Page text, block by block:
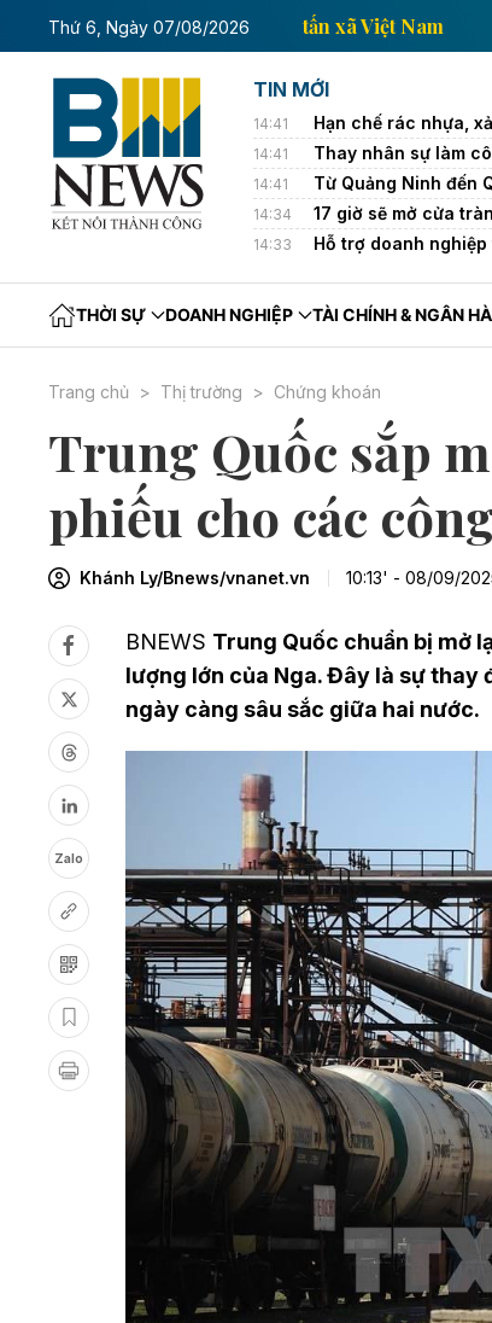
Thứ 6, Ngày 07/08/2026
Trang thông tin kinh tế của Thông tấn xã
TIN MỚI
14:41 Hạn chế rác nhựa,
14:41 Thay nhân sự làm
14:41 Từ Quảng Ninh đến
14:34 17 giờ sẽ mở cửa
14:33 Hỗ trợ doanh
THỜI SỰ DOANH NGHIỆP TÀI CHÍNH & NGÂN
Trang chủ Thị trường Chứng khoán
Trung Quốc sắp
phiếu cho các
Khánh Ly/Bnews/vnanet.vn 10:13' - 08/09/
Zalo
BNEWS Trung Quốc chuẩn bị mở
lượng lớn của Nga. Đây là sự thay
ngày càng sâu sắc giữa hai nước.